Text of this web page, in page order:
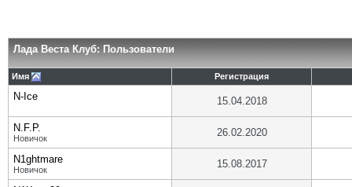
Лада Веста Клуб: Пользователи
Имя Регистрация
N-Ice 15.04.2018
N.F.P.
Новичок 26.02.2020
N1ghtmare
Новичок 15.08.2017